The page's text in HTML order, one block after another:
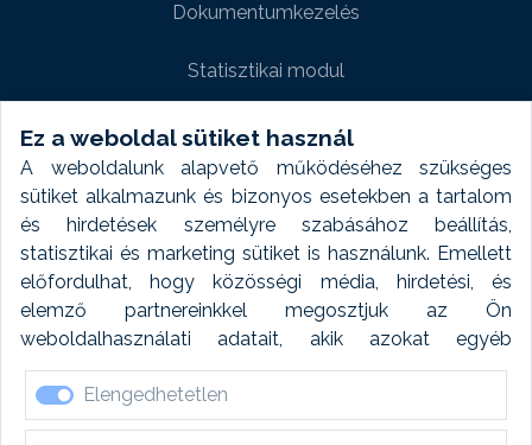
Ez a weboldal sütiket használ
A weboldalunk alapvető működéséhez szükséges
sütiket alkalmazunk és bizonyos esetekben a tartalom
és hirdetések személyre szabásához beállítás,
statisztikai és marketing sütiket is használunk. Emellett
előfordulhat, hogy közösségi média, hirdetési, és
elemző partnereinkkel megosztjuk az Ön
weboldalhasználati adatait, akik azokat egyéb
forrásokból gyűjtött adatokkal kombinálhatják. A sütik
elfogadásával kapcsolatosan naplózást végzünk és
ezen adatokat 6 hónap után automatikusan töröljük. A
Elengedhetetlen
Dokumentumkezelés
Statisztikai modul
Weboldal modul
Fényképtár extra modul
Autómosó modul
Feladatütemezés